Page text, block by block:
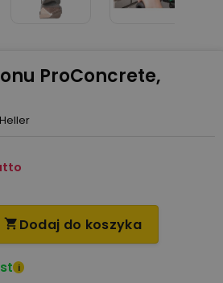
ProConcrete,
Heller
 Dodaj do koszyka
i